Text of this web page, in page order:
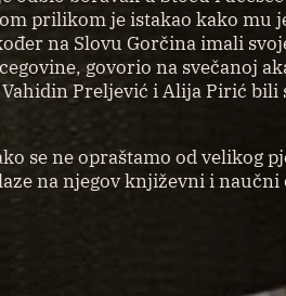
prilikom je istakao kako mu
na Slovu Gorčina imali
govorio na svečanoj
Preljević i Alija Pirić bili
se ne opraštamo od velikog
na njegov književni i naučni